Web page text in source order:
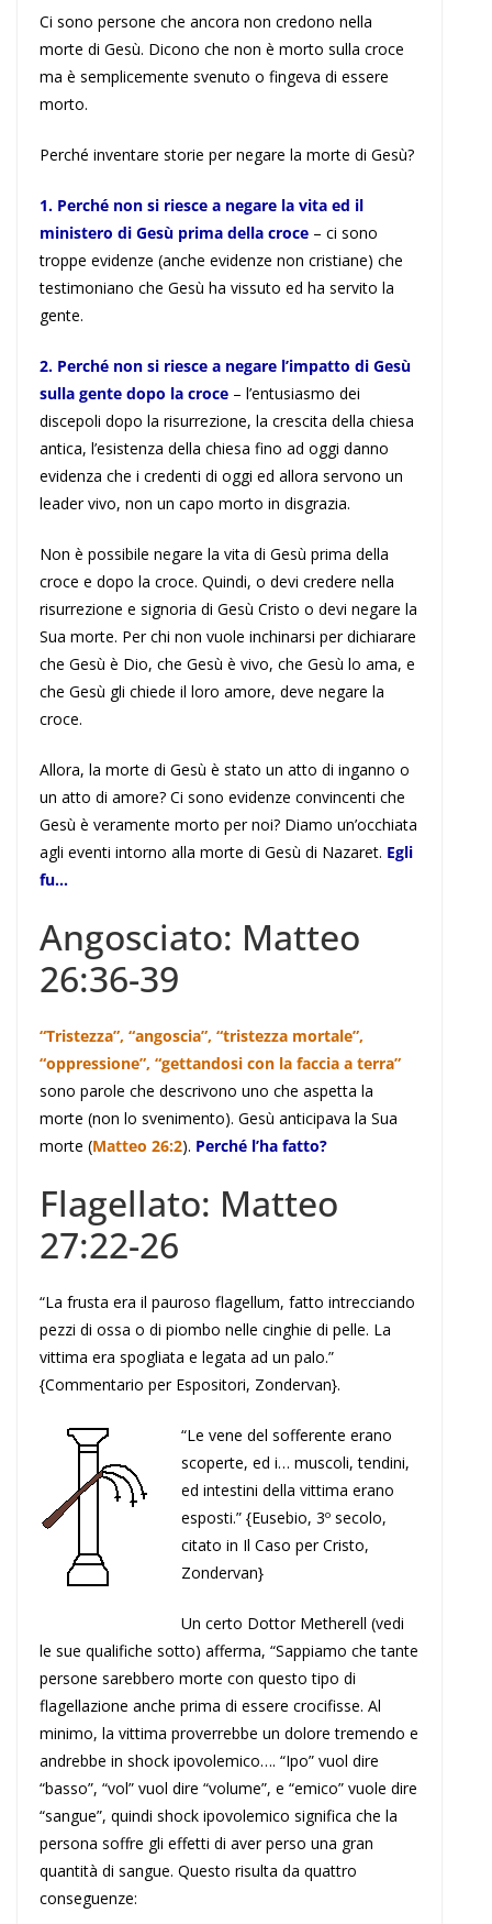
Ci sono persone che ancora non credono nella
morte di Gesù. Dicono che non è morto sulla croce
ma è semplicemente svenuto o fingeva di essere
morto.
Perché inventare storie per negare la morte di Gesù?
1. Perché non si riesce a negare la vita ed il
ministero di Gesù prima della croce – ci sono
troppe evidenze (anche evidenze non cristiane) che
testimoniano che Gesù ha vissuto ed ha servito la
gente.
2. Perché non si riesce a negare l’impatto di Gesù
sulla gente dopo la croce – l’entusiasmo dei
discepoli dopo la risurrezione, la crescita della chiesa
antica, l’esistenza della chiesa fino ad oggi danno
evidenza che i credenti di oggi ed allora servono un
leader vivo, non un capo morto in disgrazia.
Non è possibile negare la vita di Gesù prima della
croce e dopo la croce. Quindi, o devi credere nella
risurrezione e signoria di Gesù Cristo o devi negare la
Sua morte. Per chi non vuole inchinarsi per dichiarare
che Gesù è Dio, che Gesù è vivo, che Gesù lo ama, e
che Gesù gli chiede il loro amore, deve negare la
croce.
Allora, la morte di Gesù è stato un atto di inganno o
un atto di amore? Ci sono evidenze convincenti che
Gesù è veramente morto per noi? Diamo un’occhiata
agli eventi intorno alla morte di Gesù di Nazaret. Egli
fu…
Angosciato: Matteo
26:36-39
“Tristezza”, “angoscia”, “tristezza mortale”,
“oppressione”, “gettandosi con la faccia a terra”
sono parole che descrivono uno che aspetta la
morte (non lo svenimento). Gesù anticipava la Sua
morte (Matteo 26:2). Perché l’ha fatto?
Flagellato: Matteo
27:22-26
“La frusta era il pauroso flagellum, fatto intrecciando
pezzi di ossa o di piombo nelle cinghie di pelle. La
vittima era spogliata e legata ad un palo.”
{Commentario per Espositori, Zondervan}.
“Le vene del sofferente erano
scoperte, ed i… muscoli, tendini,
ed intestini della vittima erano
esposti.” {Eusebio, 3º secolo,
citato in Il Caso per Cristo,
Zondervan}
Un certo Dottor Metherell (vedi
le sue qualifiche sotto) afferma, “Sappiamo che tante
persone sarebbero morte con questo tipo di
flagellazione anche prima di essere crocifisse. Al
minimo, la vittima proverrebbe un dolore tremendo e
andrebbe in shock ipovolemico…. “Ipo” vuol dire
“basso”, “vol” vuol dire “volume”, e “emico” vuole dire
“sangue”, quindi shock ipovolemico significa che la
persona soffre gli effetti di aver perso una gran
quantità di sangue. Questo risulta da quattro
conseguenze: